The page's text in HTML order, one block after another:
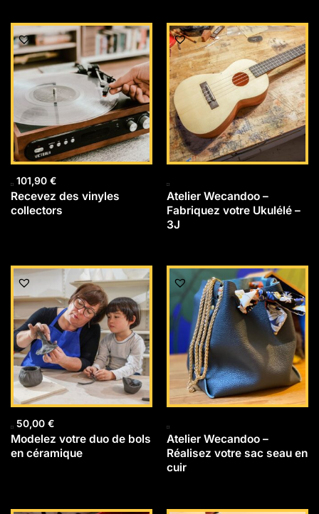
101,90 €
Recevez des vinyles
collectors
Atelier Wecandoo –
Fabriquez votre Ukulélé –
3J
50,00 €
Modelez votre duo de bols
en céramique
Atelier Wecandoo –
Réalisez votre sac seau en
cuir